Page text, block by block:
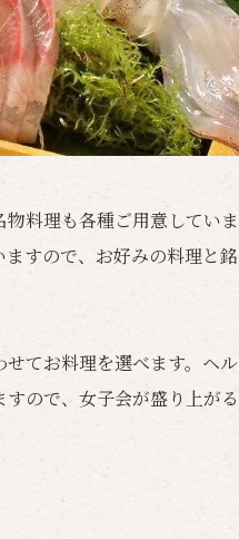
料理も各種ご用意していま
すので、お好みの料理と銘
てお料理を選べます。ヘル
ので、女子会が盛り上がる